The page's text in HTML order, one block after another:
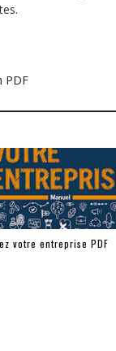
PDF
votre entreprise PDF